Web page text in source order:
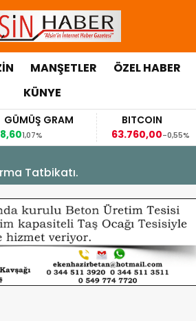
MANŞETLER
ÖZEL HABER
KÜNYE
GÜMÜŞ GRAM
1,07%
BITCOIN
63.760,00-0,55%
Tatbikatı.